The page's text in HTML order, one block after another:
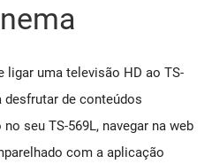
ligar uma televisão HD ao TS-
desfrutar de conteúdos
seu TS-569L, navegar na web
com a aplicação